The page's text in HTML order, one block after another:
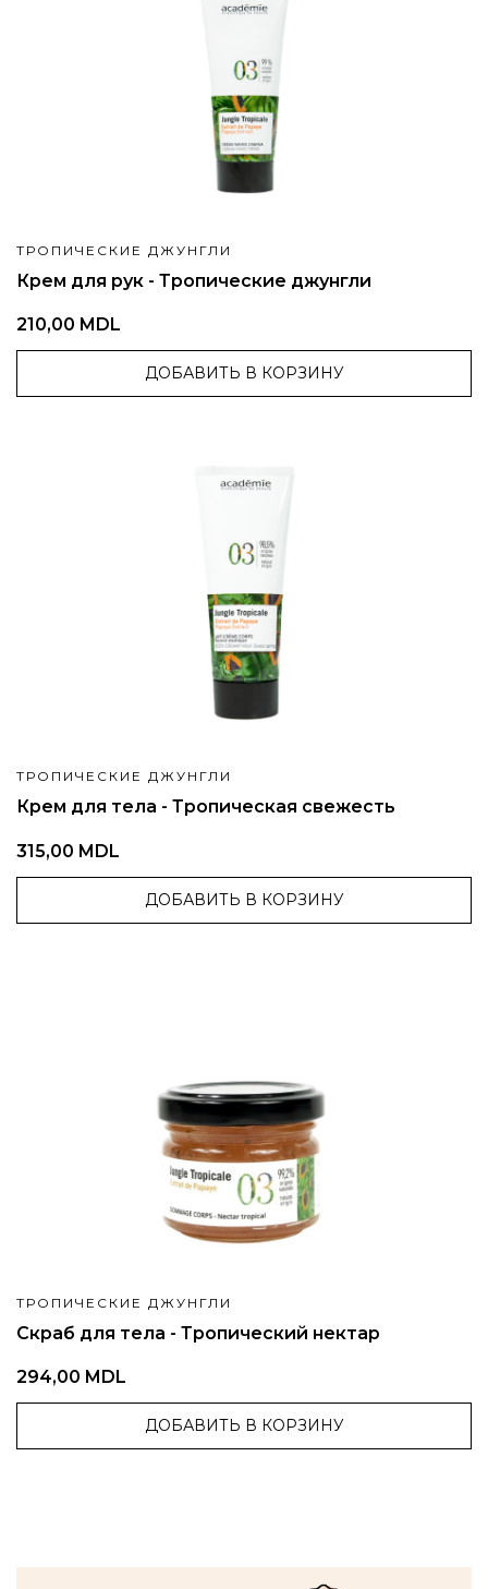
ТРОПИЧЕСКИЕ ДЖУНГЛИ
Крем для рук - Тропические джунгли
210,00 MDL
ДОБАВИТЬ В КОРЗИНУ
ТРОПИЧЕСКИЕ ДЖУНГЛИ
Крем для тела - Тропическая свежесть
315,00 MDL
ДОБАВИТЬ В КОРЗИНУ
ТРОПИЧЕСКИЕ ДЖУНГЛИ
Скраб для тела - Тропический нектар
294,00 MDL
ДОБАВИТЬ В КОРЗИНУ